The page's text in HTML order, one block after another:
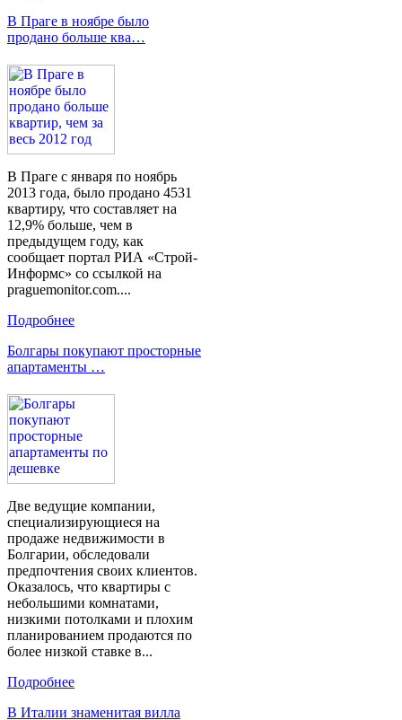
В Праге в ноябре было
продано больше ква…
В Праге с января по ноябрь
2013 года, было продано 4531
квартиру, что составляет на
12,9% больше, чем в
предыдущем году, как
сообщает портал РИА «Строй-
Информс» со ссылкой на
praguemonitor.com....
Подробнее
Болгары покупают просторные
апартаменты …
Две ведущие компании,
специализирующиеся на
продаже недвижимости в
Болгарии, обследовали
предпочтения своих клиентов.
Оказалось, что квартиры с
небольшими комнатами,
низкими потолками и плохим
планированием продаются по
более низкой ставке в...
Подробнее
В Италии знаменитая вилла